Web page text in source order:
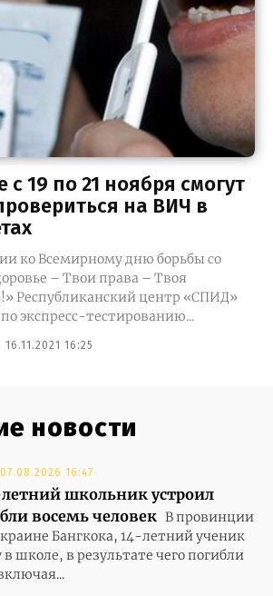
19 по 21 ноября смогут
на ВИЧ в
ко Всемирному дню борьбы со
– Твои права – Твоя
Республиканский центр «СПИД»
экспресс-тестированию...
16.11.2021 16:25
новости
07.08.2026 16:47
школьник устроил
восемь человек В провинции
Бангкока, 14-летний ученик
в школе, в результате чего погибли